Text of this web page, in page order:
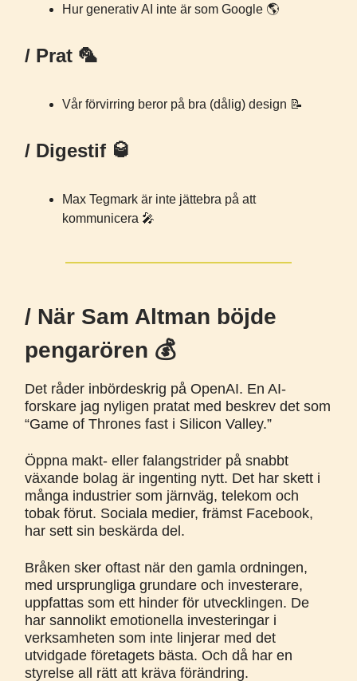
Hur generativ AI inte är som Google 🌎️
/ Prat 🦜
Vår förvirring beror på bra (dålig) design 📝
/ Digestif 🥃
Max Tegmark är inte jättebra på att
kommunicera 🎤
/ När Sam Altman böjde
pengarören 💰️
Det råder inbördeskrig på OpenAI. En AI-
forskare jag nyligen pratat med beskrev det som
“Game of Thrones fast i Silicon Valley.”
Öppna makt- eller falangstrider på snabbt
växande bolag är ingenting nytt. Det har skett i
många industrier som järnväg, telekom och
tobak förut. Sociala medier, främst Facebook,
har sett sin beskärda del.
Bråken sker oftast när den gamla ordningen,
med ursprungliga grundare och investerare,
uppfattas som ett hinder för utvecklingen. De
har sannolikt emotionella investeringar i
verksamheten som inte linjerar med det
utvidgade företagets bästa. Och då har en
styrelse all rätt att kräva förändring.